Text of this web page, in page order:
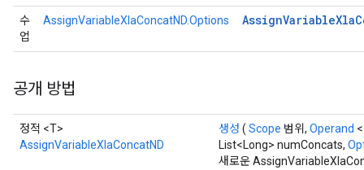
수
업
AssignVariableXlaConcatND.Options AssignVariableXla
공개 방법
정적 <T>
AssignVariableXlaConcatND
생성 ( Scope 범위, Operand
List<Long> numConcats,
새로운